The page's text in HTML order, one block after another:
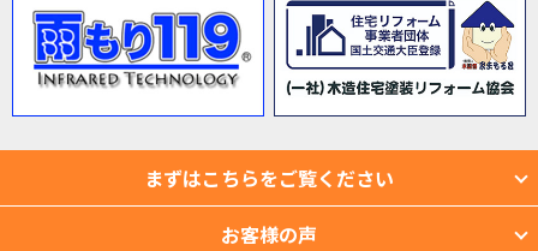
まずはこちらをご覧ください
お客様の声